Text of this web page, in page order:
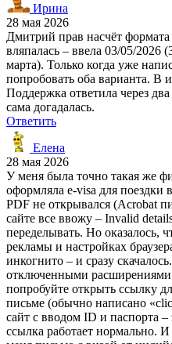
Ирина
28 мая 2026
Дмитрий прав насчёт
вляпалась – ввела 03/05/2026
марта). Только когда уже
попробовать оба варианта. В
Поддержка ответила через
сама догадалась.
Ответить
Елена
28 мая 2026
У меня была точно такая же
оформляла e-visa для
PDF не открывался (Acrobat
сайте все ввожу – Invalid
переделывать. Но оказалось,
рекламы и настройках
инкогнито – и сразу
отключенными расширениями
попробуйте открыть ссылку
письме (обычно написано
сайт с вводом ID и паспорта –
ссылка работает нормально.